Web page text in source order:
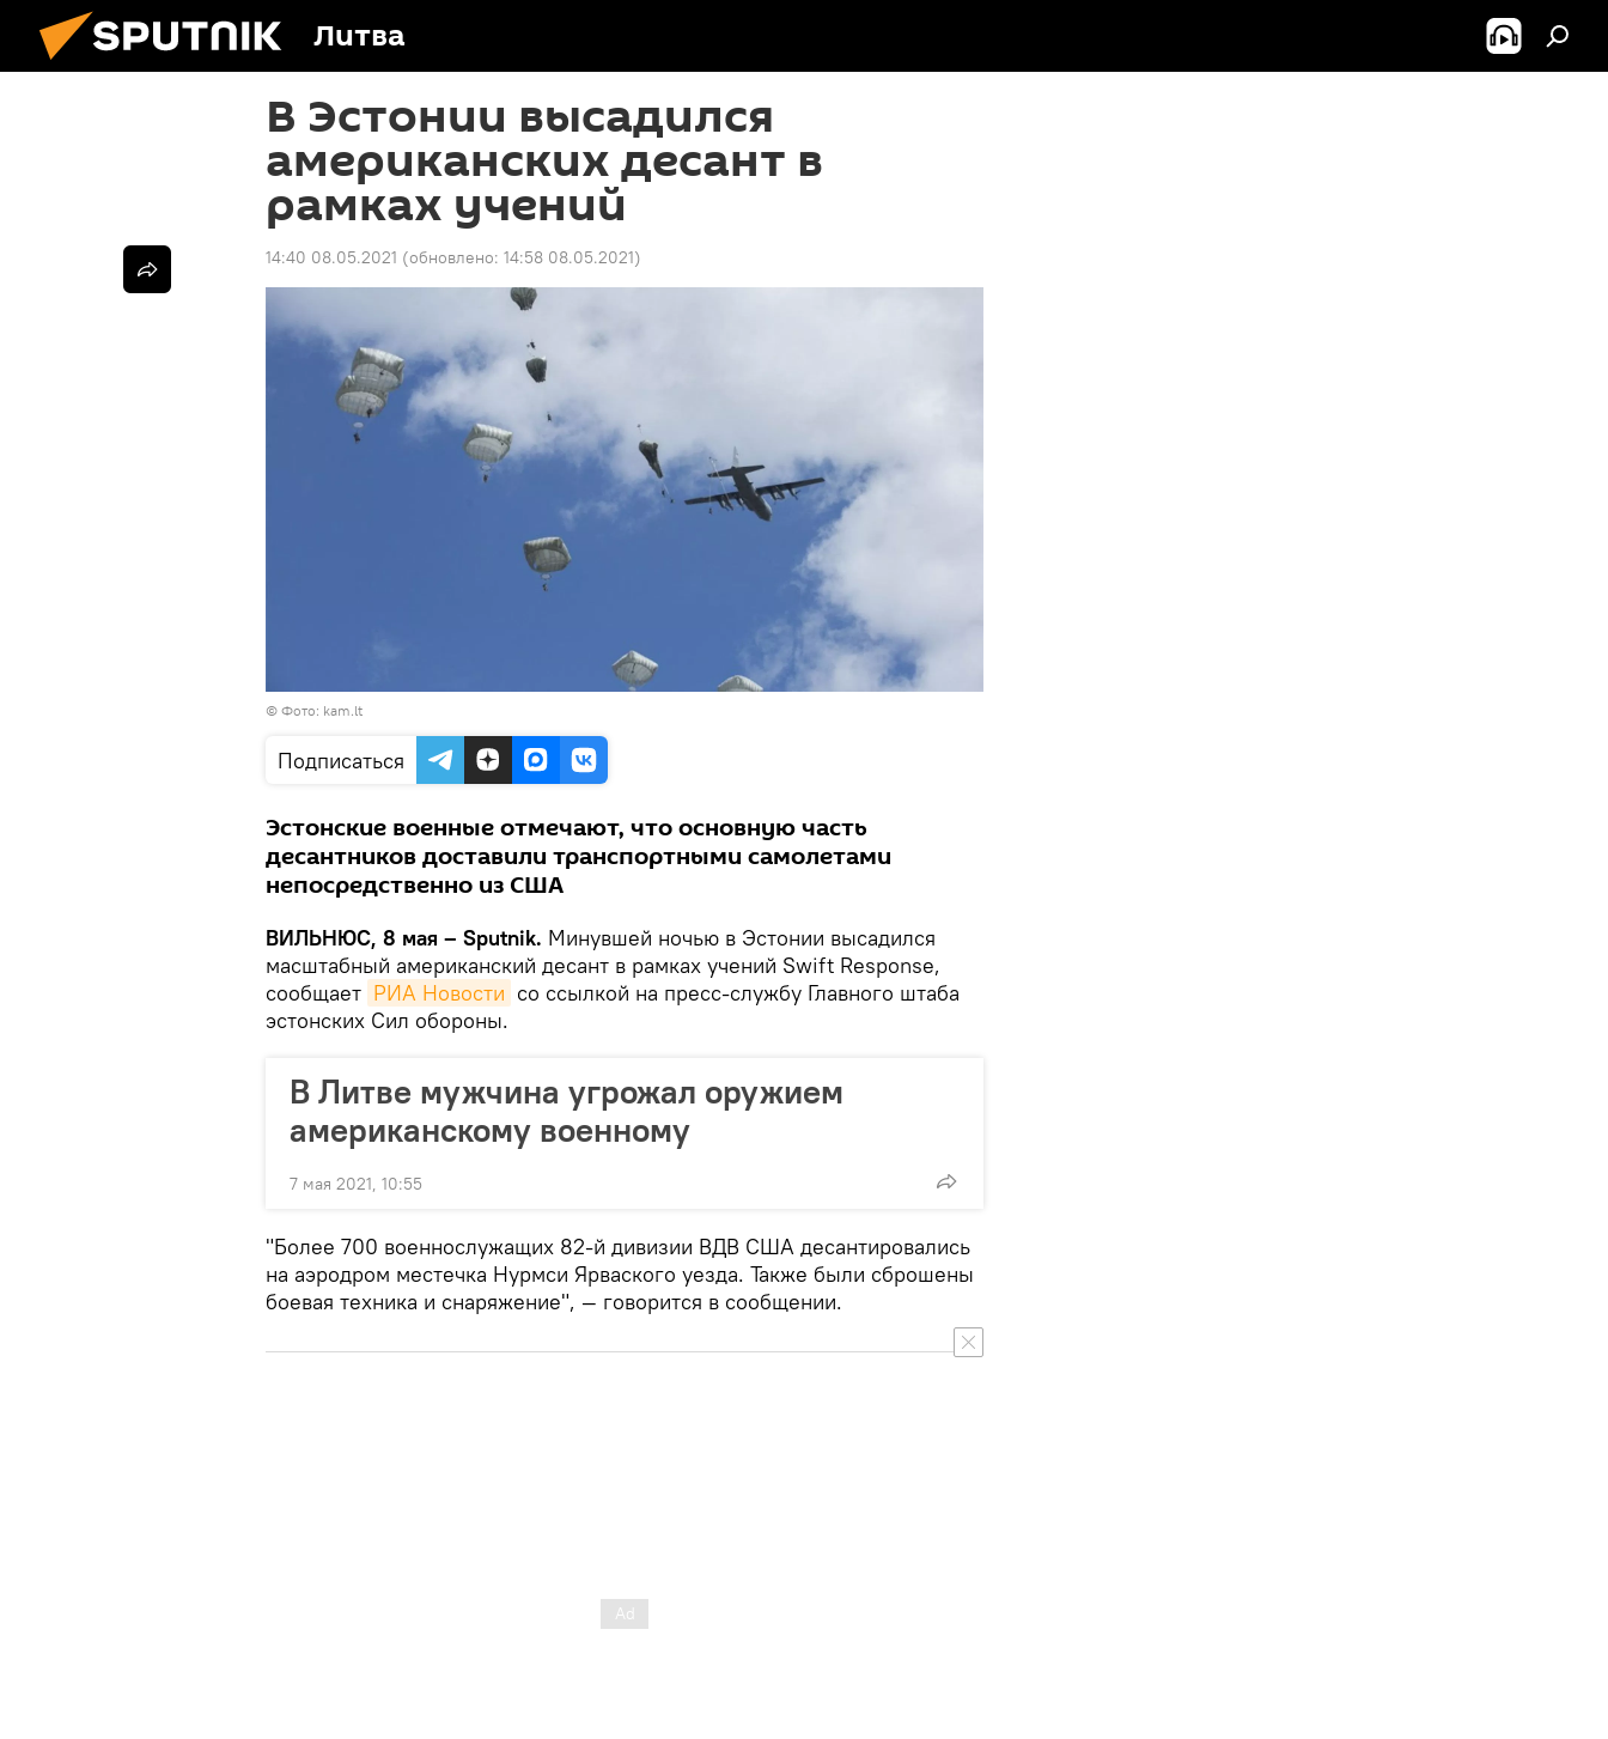
Литва
В Эстонии высадился
американских десант в
рамках учений
14:40 08.05.2021 (обновлено: 14:58 08.05.2021)
© Фото: kam.lt
Подписаться
Эстонские военные отмечают, что основную часть
десантников доставили транспортными самолетами
непосредственно из США
ВИЛЬНЮС, 8 мая – Sputnik. Минувшей ночью в Эстонии высадился
масштабный американский десант в рамках учений Swift Response,
сообщает РИА Новости со ссылкой на пресс-службу Главного штаба
эстонских Сил обороны.
В Литве мужчина угрожал оружием
американскому военному
7 мая 2021, 10:55
"Более 700 военнослужащих 82-й дивизии ВДВ США десантировались
на аэродром местечка Нурмси Ярваского уезда. Также были сброшены
боевая техника и снаряжение", — говорится в сообщении.